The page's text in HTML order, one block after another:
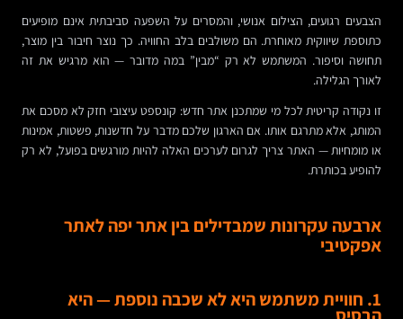
הצבעים רגועים, הצילום אנושי, והמסרים על השפעה סביבתית אינם מופיעים
כתוספת שיווקית מאוחרת. הם משולבים בלב החוויה. כך נוצר חיבור בין מוצר,
תחושה וסיפור. המשתמש לא רק “מבין” במה מדובר — הוא מרגיש את זה
לאורך הגלילה.
זו נקודה קריטית לכל מי שמתכנן אתר חדש: קונספט עיצובי חזק לא מסכם את
המותג, אלא מתרגם אותו. אם הארגון שלכם מדבר על חדשנות, פשטות, אמינות
או מומחיות — האתר צריך לגרום לערכים האלה להיות מורגשים בפועל, לא רק
להופיע בכותרת.
ארבעה עקרונות שמבדילים בין אתר יפה לאתר
אפקטיבי
1. חוויית משתמש היא לא שכבה נוספת — היא